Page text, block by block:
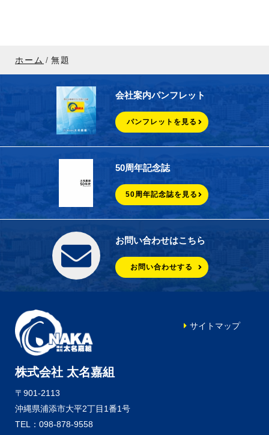
ホーム 無題
会社案内パンフレット
パンフレットを見る
50周年記念誌
50周年記念誌を見る
お問い合わせはこちら
お問い合わせする
株式会社 太名嘉組
〒901-2113
沖縄県浦添市大平2丁目1番1号
TEL：098-878-9558
サイトマップ